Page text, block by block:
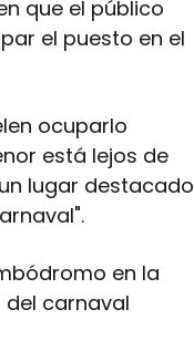
que el público
el puesto en el
ocuparlo
está lejos de
lugar destacado
en la
carnaval